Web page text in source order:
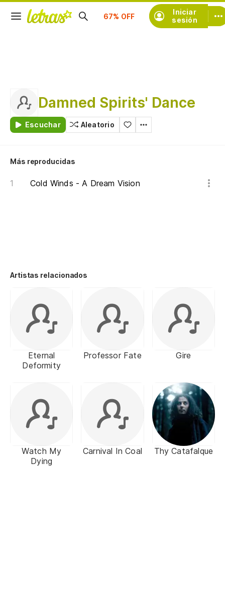
Iniciar
sesión
Suscríbete
Damned Spirits' Dance
Escuchar Aleatorio
Más reproducidas
Cold Winds - A Dream Vision
Artistas relacionados
Eternal
Deformity
Professor Fate Gire
Watch My
Dying
Carnival In Coal Thy Catafalque